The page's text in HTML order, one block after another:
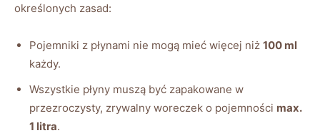
określonych zasad:
Pojemniki z płynami nie mogą mieć więcej niż 100 ml
każdy.
Wszystkie płyny muszą być zapakowane w
przezroczysty, zrywalny woreczek o pojemności max.
1 litra.